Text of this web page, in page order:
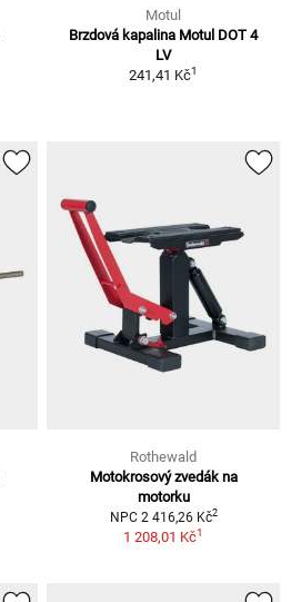
Motul
Brzdová kapalina Motul DOT 4
LV
241,41 Kč1
Rothewald
Motokrosový zvedák na
motorku
NPC 2 416,26 Kč2
1 208,01 Kč1